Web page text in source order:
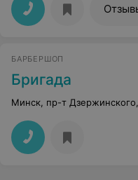
БАРБЕРШОП
Бригада
Минск, пр-т